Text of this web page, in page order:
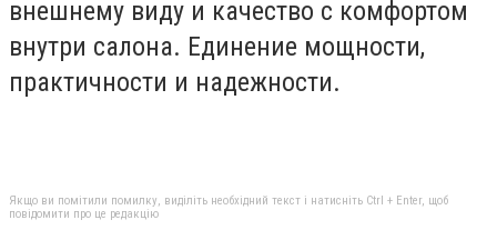
внешнему виду и качество с комфортом
внутри салона. Единение мощности,
практичности и надежности.
Якщо ви помітили помилку, виділіть необхідний текст і натисніть Ctrl + Enter, щоб
повідомити про це редакцію